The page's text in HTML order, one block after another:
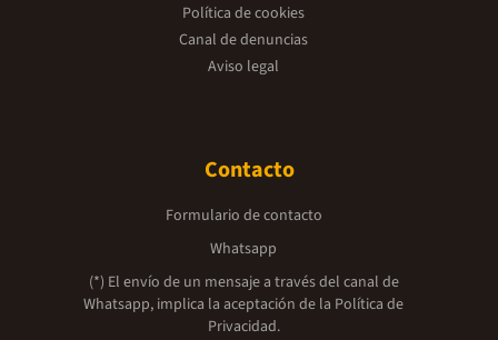
Política de cookies
Canal de denuncias
Aviso legal
Contacto
Formulario de contacto
Whatsapp
(*) El envío de un mensaje a través del canal de
Whatsapp, implica la aceptación de la Política de
Privacidad.